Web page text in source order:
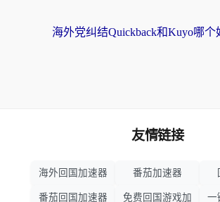
友情链接
海外回国加速器 番茄加速器
番茄回国加速器 免费回国游戏加 一